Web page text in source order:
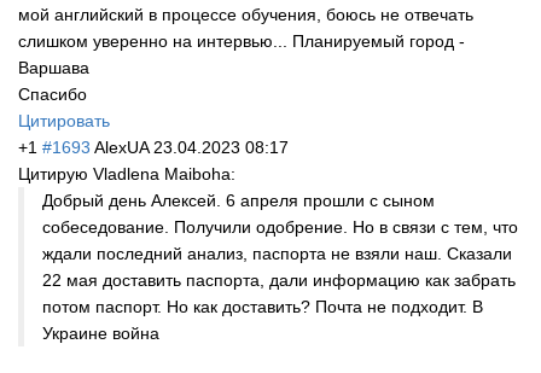
мой английский в процессе обучения, боюсь не отвечать
слишком уверенно на интервью... Планируемый город -
Варшава
Спасибо
Цитировать
+1 #1693 AlexUA 23.04.2023 08:17
Цитирую Vladlena Maiboha:
Добрый день Алексей. 6 апреля прошли с сыном
собеседование. Получили одобрение. Но в связи с тем, что
ждали последний анализ, паспорта не взяли наш. Сказали
22 мая доставить паспорта, дали информацию как забрать
потом паспорт. Но как доставить? Почта не подходит. В
Украине война